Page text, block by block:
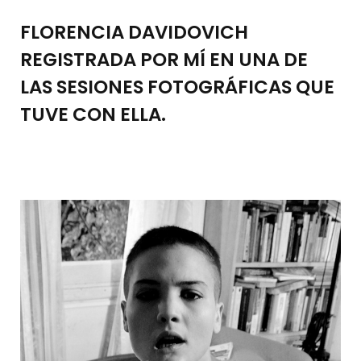
FLORENCIA DAVIDOVICH
REGISTRADA POR MÍ EN UNA DE
LAS SESIONES FOTOGRÁFICAS QUE
TUVE CON ELLA.